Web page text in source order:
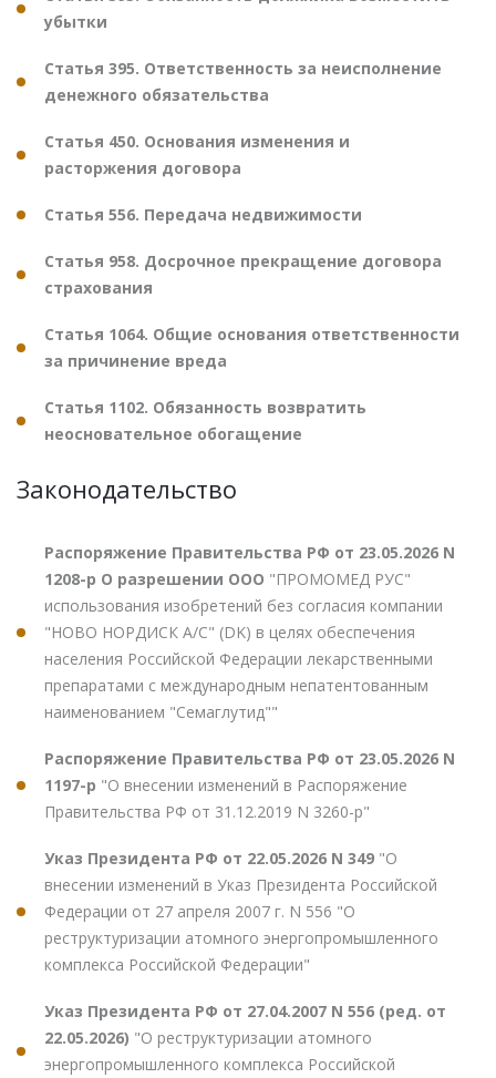
убытки
Статья 395. Ответственность за неисполнение
денежного обязательства
Статья 450. Основания изменения и
расторжения договора
Статья 556. Передача недвижимости
Статья 958. Досрочное прекращение договора
страхования
Статья 1064. Общие основания ответственности
за причинение вреда
Статья 1102. Обязанность возвратить
неосновательное обогащение
Законодательство
Распоряжение Правительства РФ от 23.05.2026 N
1208-р О разрешении ООО "ПРОМОМЕД РУС"
использования изобретений без согласия компании
"НОВО НОРДИСК А/С" (DK) в целях обеспечения
населения Российской Федерации лекарственными
препаратами с международным непатентованным
наименованием "Семаглутид""
Распоряжение Правительства РФ от 23.05.2026 N
1197-р "О внесении изменений в Распоряжение
Правительства РФ от 31.12.2019 N 3260-р"
Указ Президента РФ от 22.05.2026 N 349 "О
внесении изменений в Указ Президента Российской
Федерации от 27 апреля 2007 г. N 556 "О
реструктуризации атомного энергопромышленного
комплекса Российской Федерации"
Указ Президента РФ от 27.04.2007 N 556 (ред. от
22.05.2026) "О реструктуризации атомного
энергопромышленного комплекса Российской